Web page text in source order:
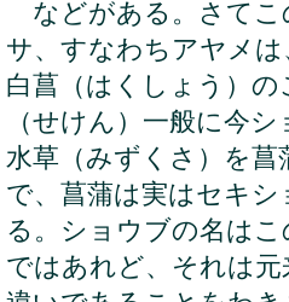
などがある。さてこ
サ、すなわちアヤメ
白菖（はくしょう）の
（せけん）一般に今
水草（みずくさ）を菖
で、菖蒲は実はセキシ
る。ショウブの名は
ではあれど、それは